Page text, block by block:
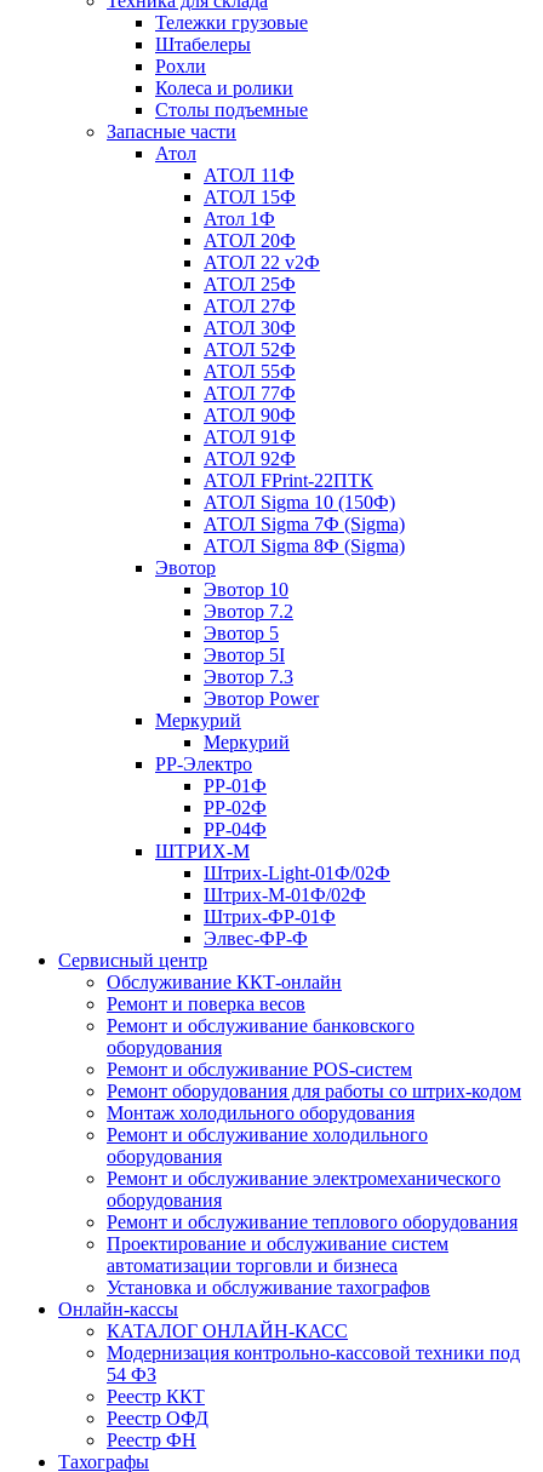
Тележки грузовые
Штабелеры
Рохли
Колеса и ролики
Столы подъемные
Запасные части
Атол
АТОЛ 11Ф
АТОЛ 15Ф
Атол 1Ф
АТОЛ 20Ф
АТОЛ 22 v2Ф
АТОЛ 25Ф
АТОЛ 27Ф
АТОЛ 30Ф
АТОЛ 52Ф
АТОЛ 55Ф
АТОЛ 77Ф
АТОЛ 90Ф
АТОЛ 91Ф
АТОЛ 92Ф
АТОЛ FPrint-22ПТК
АТОЛ Sigma 10 (150Ф)
АТОЛ Sigma 7Ф (Sigma)
АТОЛ Sigma 8Ф (Sigma)
Эвотор
Эвотор 10
Эвотор 7.2
Эвотор 5
Эвотор 5I
Эвотор 7.3
Эвотор Power
Меркурий
Меркурий
РР-Электро
РР-01Ф
РР-02Ф
РР-04Ф
ШТРИХ-М
Штрих-Light-01Ф/02Ф
Штрих-М-01Ф/02Ф
Штрих-ФР-01Ф
Элвес-ФР-Ф
Сервисный центр
Обслуживание ККТ-онлайн
Ремонт и поверка весов
Ремонт и обслуживание банковского
оборудования
Ремонт и обслуживание POS-систем
Ремонт оборудования для работы со штрих-кодом
Монтаж холодильного оборудования
Ремонт и обслуживание холодильного
оборудования
Ремонт и обслуживание электромеханического
оборудования
Ремонт и обслуживание теплового оборудования
Проектирование и обслуживание систем
автоматизации торговли и бизнеса
Установка и обслуживание тахографов
Онлайн-кассы
КАТАЛОГ ОНЛАЙН-КАСС
Модернизация контрольно-кассовой техники под
54 ФЗ
Реестр ККТ
Реестр ОФД
Реестр ФН
Тахографы